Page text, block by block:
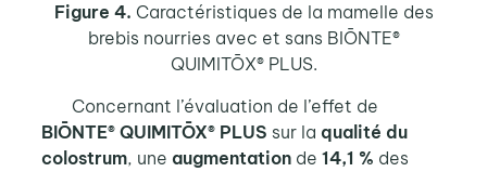
Figure 4. Caractéristiques de la mamelle des
brebis nourries avec et sans BIŌNTE®
QUIMITŌX® PLUS.
Concernant l’évaluation de l’effet de
BIŌNTE® QUIMITŌX® PLUS sur la qualité du
colostrum, une augmentationde 14,1 % des